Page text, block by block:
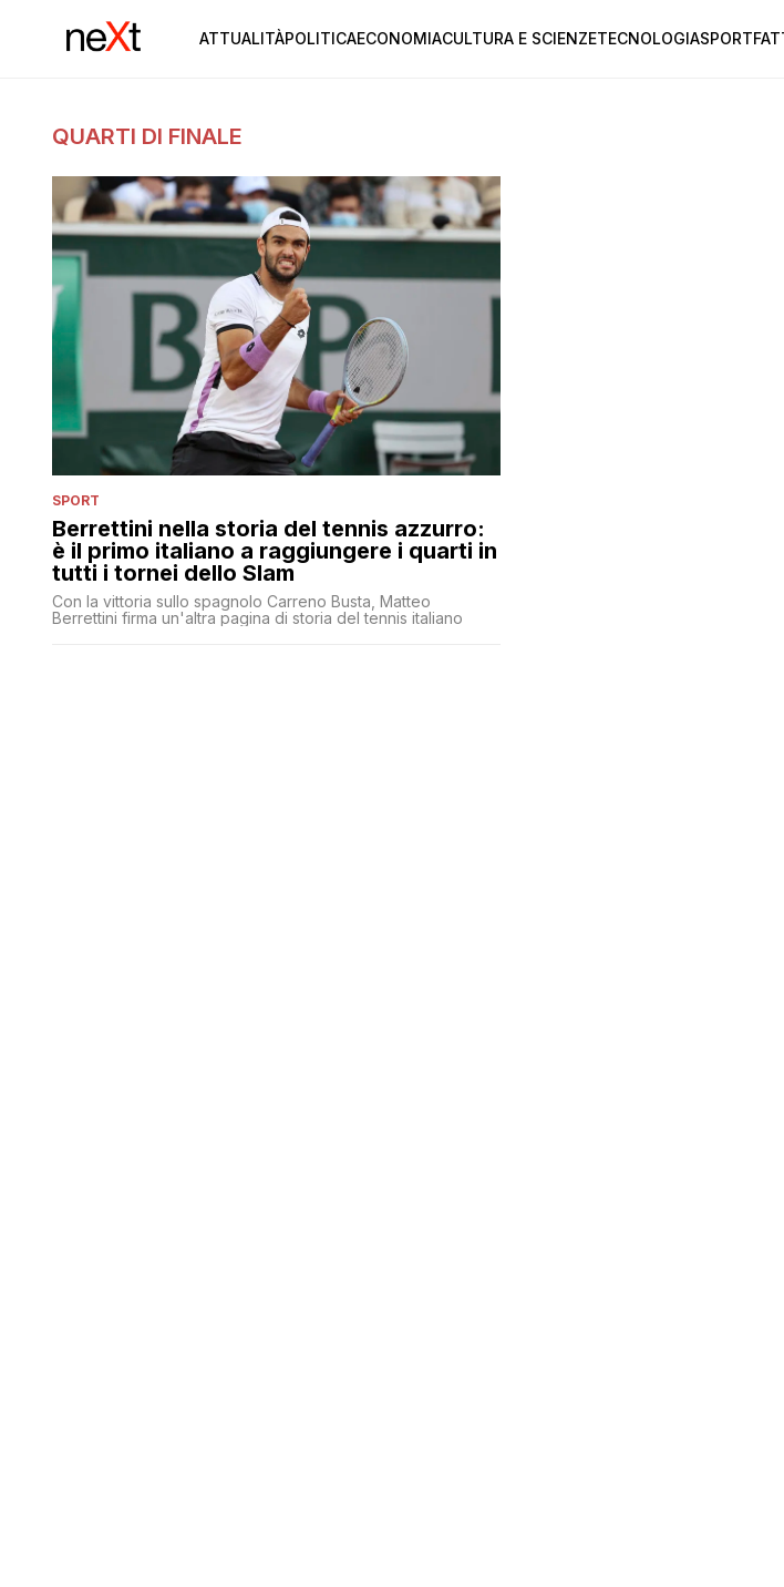
ATTUALITÀPOLITICAECONOMIACULTURA E SCIENZETECNOLOGIASPORT
QUARTI DI FINALE
SPORT
Berrettini nella storia del tennis azzurro:
è il primo italiano a raggiungere i quarti in
tutti i tornei dello Slam
Con la vittoria sullo spagnolo Carreno Busta, Matteo
Berrettini firma un'altra pagina di storia del tennis italiano